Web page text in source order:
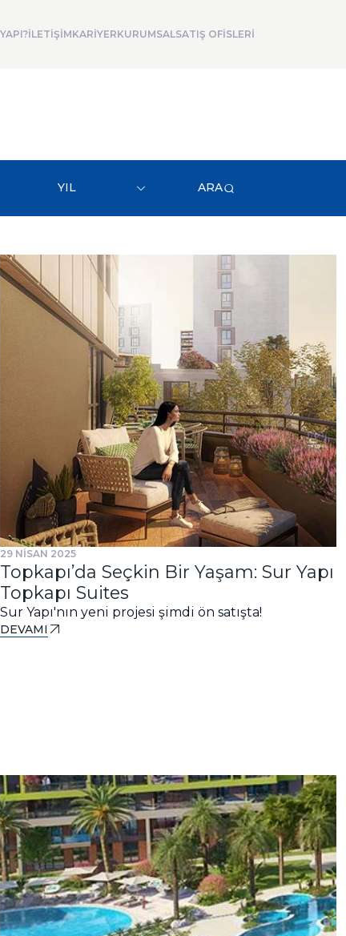
İLETİŞİMKARİYERKURUMSALSATIŞ OFİSLERİ
YIL ARA
29 NİSAN 2025
Topkapı’da Seçkin Bir Yaşam: Sur Yapı
Topkapı Suites
Sur Yapı'nın yeni projesi şimdi ön satışta!
DEVAMI